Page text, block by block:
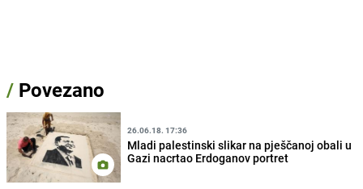
/ Povezano
26.06.18. 17:36
Mladi palestinski slikar na pješčanoj obali u
Gazi nacrtao Erdoganov portret